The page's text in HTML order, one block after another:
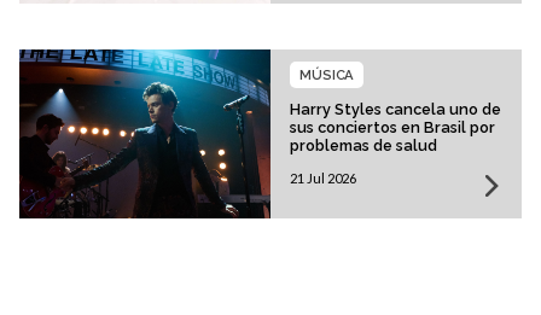
Harry Styles cancela uno de
sus conciertos en Brasil por
problemas de salud
MÚSICA
21 Jul 2026